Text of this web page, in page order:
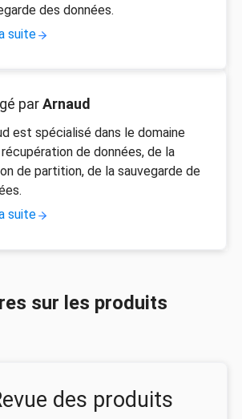
des données.
suite
parArnaud
est spécialisé dans le domaine
de données, de la
de partition, de la sauvegarde de
suite
sur les produits
des produits